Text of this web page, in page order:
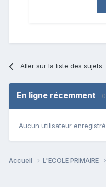
Aller sur la liste des sujets
En ligne récemment
Aucun utilisateur
Accueil L'ECOLE PRIMAIRE